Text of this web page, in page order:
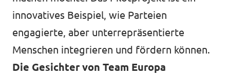
innovatives Beispiel, wie Parteien
engagierte, aber unterrepräsentierte
Menschen integrieren und fördern können.
Die Gesichter von Team Europa